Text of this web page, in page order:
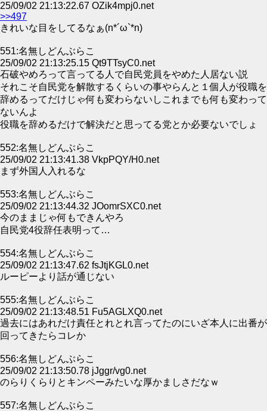
25/09/02 21:13:22.67 OZik4mpj0.net
>>497
きれいな目をしてるなぁ(n*´ω`*n)
551:名無しどんぶらこ
25/09/02 21:13:25.15 Qt9TTsyC0.net
石破やめろって言ってる人で自民党員をやめた人居ない説
それこそ自民党を解散するくらいの事やらんと１個人が役職を
辞めるってだけじゃ何も変わらないしこれまでも何も変わって
ないんよ
役職を辞めるだけで解決だと思ってる党とか必要ないでしょ
552:名無しどんぶらこ
25/09/02 21:13:41.38 VkpPQY/H0.net
まず外国人入れるな
553:名無しどんぶらこ
25/09/02 21:13:44.32 JOomrSXC0.net
今のままじゃ何もできんやろ
自民党4役辞任表明って…
554:名無しどんぶらこ
25/09/02 21:13:47.62 fsJtjKGL0.net
ルーピーより話が通じない
555:名無しどんぶらこ
25/09/02 21:13:48.51 Fu5AGLXQ0.net
過去にはあれだけ責任とれとれ言ってたのにいざ本人に出番が
回ってきたらコレか
556:名無しどんぶらこ
25/09/02 21:13:50.78 jJggr/vg0.net
のらりくらりとキンペーみたいな厚かましさだなｗ
557:名無しどんぶらこ